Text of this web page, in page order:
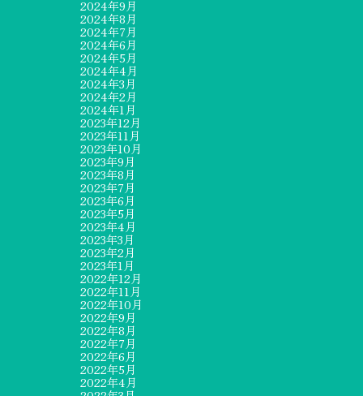
2024年9月
2024年8月
2024年7月
2024年6月
2024年5月
2024年4月
2024年3月
2024年2月
2024年1月
2023年12月
2023年11月
2023年10月
2023年9月
2023年8月
2023年7月
2023年6月
2023年5月
2023年4月
2023年3月
2023年2月
2023年1月
2022年12月
2022年11月
2022年10月
2022年9月
2022年8月
2022年7月
2022年6月
2022年5月
2022年4月